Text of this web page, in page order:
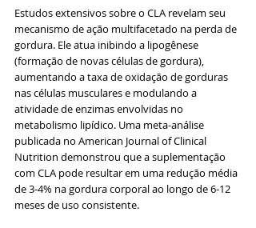
Estudos extensivos sobre o CLA revelam seu
mecanismo de ação multifacetado na perda de
gordura. Ele atua inibindo a lipogênese
(formação de novas células de gordura),
aumentando a taxa de oxidação de gorduras
nas células musculares e modulando a
atividade de enzimas envolvidas no
metabolismo lipídico. Uma meta-análise
publicada no American Journal of Clinical
Nutrition demonstrou que a suplementação
com CLA pode resultar em uma redução média
de 3-4% na gordura corporal ao longo de 6-12
meses de uso consistente.